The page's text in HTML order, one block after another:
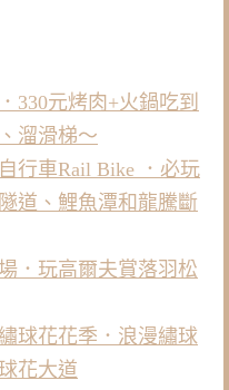
330元烤肉+火鍋吃到
溜滑梯～
行車Rail Bike ．必玩
道、鯉魚潭和龍騰斷
．玩高爾夫賞落羽松
球花花季．浪漫繡球
花大道